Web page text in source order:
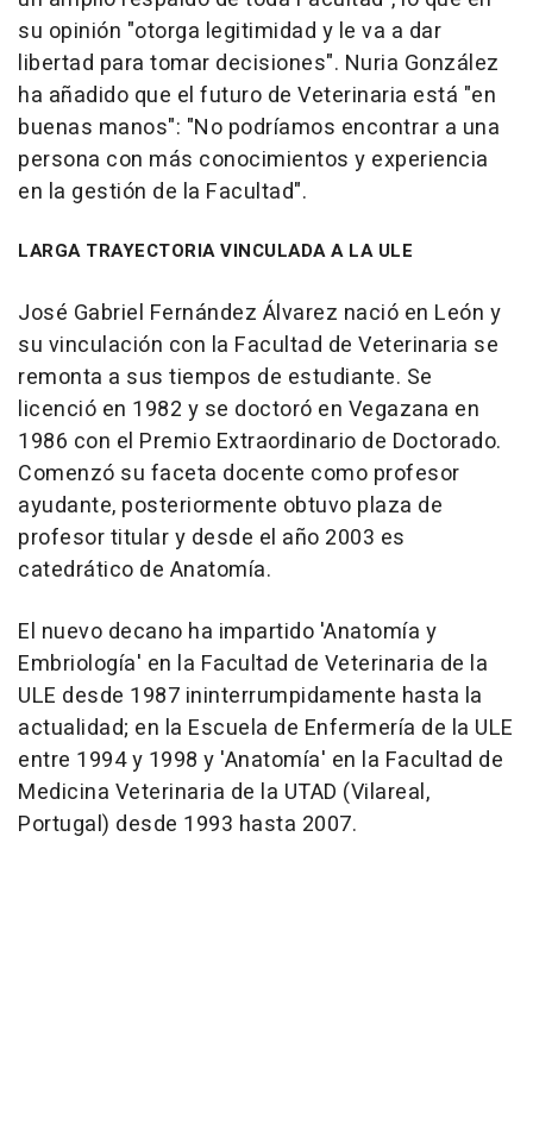
su opinión "otorga legitimidad y le va a dar
libertad para tomar decisiones". Nuria González
ha añadido que el futuro de Veterinaria está "en
buenas manos": "No podríamos encontrar a una
persona con más conocimientos y experiencia
en la gestión de la Facultad".
LARGA TRAYECTORIA VINCULADA A LA ULE
José Gabriel Fernández Álvarez nació en León y
su vinculación con la Facultad de Veterinaria se
remonta a sus tiempos de estudiante. Se
licenció en 1982 y se doctoró en Vegazana en
1986 con el Premio Extraordinario de Doctorado.
Comenzó su faceta docente como profesor
ayudante, posteriormente obtuvo plaza de
profesor titular y desde el año 2003 es
catedrático de Anatomía.
El nuevo decano ha impartido 'Anatomía y
Embriología' en la Facultad de Veterinaria de la
ULE desde 1987 ininterrumpidamente hasta la
actualidad; en la Escuela de Enfermería de la ULE
entre 1994 y 1998 y 'Anatomía' en la Facultad de
Medicina Veterinaria de la UTAD (Vilareal,
Portugal) desde 1993 hasta 2007.